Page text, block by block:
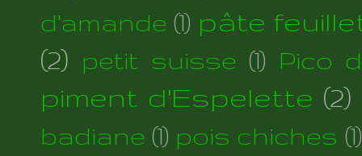
d'amande (1) pâte
(2) petit suisse (1) Pico
piment d'Espelette (2)
badiane (1) pois chiches (1)